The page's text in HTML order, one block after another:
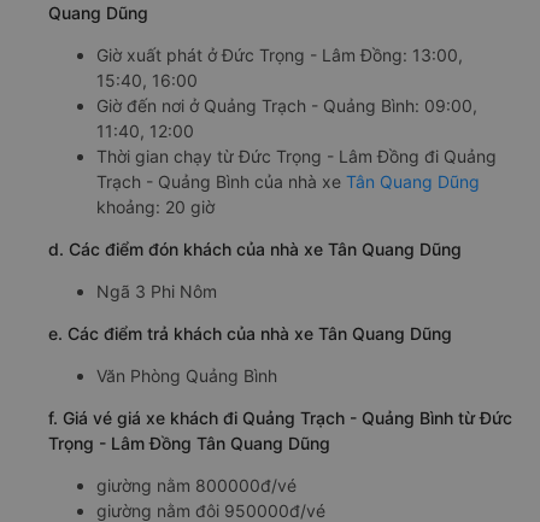
Quang Dũng
Giờ xuất phát ở Đức Trọng - Lâm Đồng: 13:00,
15:40, 16:00
Giờ đến nơi ở Quảng Trạch - Quảng Bình: 09:00,
11:40, 12:00
Thời gian chạy từ Đức Trọng - Lâm Đồng đi Quảng
Trạch - Quảng Bình của nhà xe Tân Quang Dũng
khoảng: 20 giờ
d. Các điểm đón khách của nhà xe Tân Quang Dũng
Ngã 3 Phi Nôm
e. Các điểm trả khách của nhà xe Tân Quang Dũng
Văn Phòng Quảng Bình
f. Giá vé giá xe khách đi Quảng Trạch - Quảng Bình từ Đức
Trọng - Lâm Đồng Tân Quang Dũng
giường nằm 800000đ/vé
giường nằm đôi 950000đ/vé